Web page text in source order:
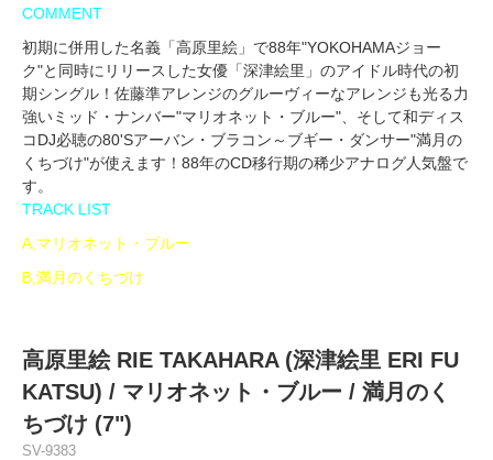
COMMENT
初期に併用した名義「高原里絵」で88年"YOKOHAMAジョー
ク"と同時にリリースした女優「深津絵里」のアイドル時代の初
期シングル！佐藤準アレンジのグルーヴィーなアレンジも光る力
強いミッド・ナンバー"マリオネット・ブルー"、そして和ディス
コDJ必聴の80'Sアーバン・ブラコン～ブギー・ダンサー"満月の
くちづけ"が使えます！88年のCD移行期の稀少アナログ人気盤で
す。
TRACK LIST
A,マリオネット・ブルー
B,満月のくちづけ
高原里絵 RIE TAKAHARA (深津絵里 ERI FU
KATSU) / マリオネット・ブルー / 満月のく
ちづけ (7")
SV-9383